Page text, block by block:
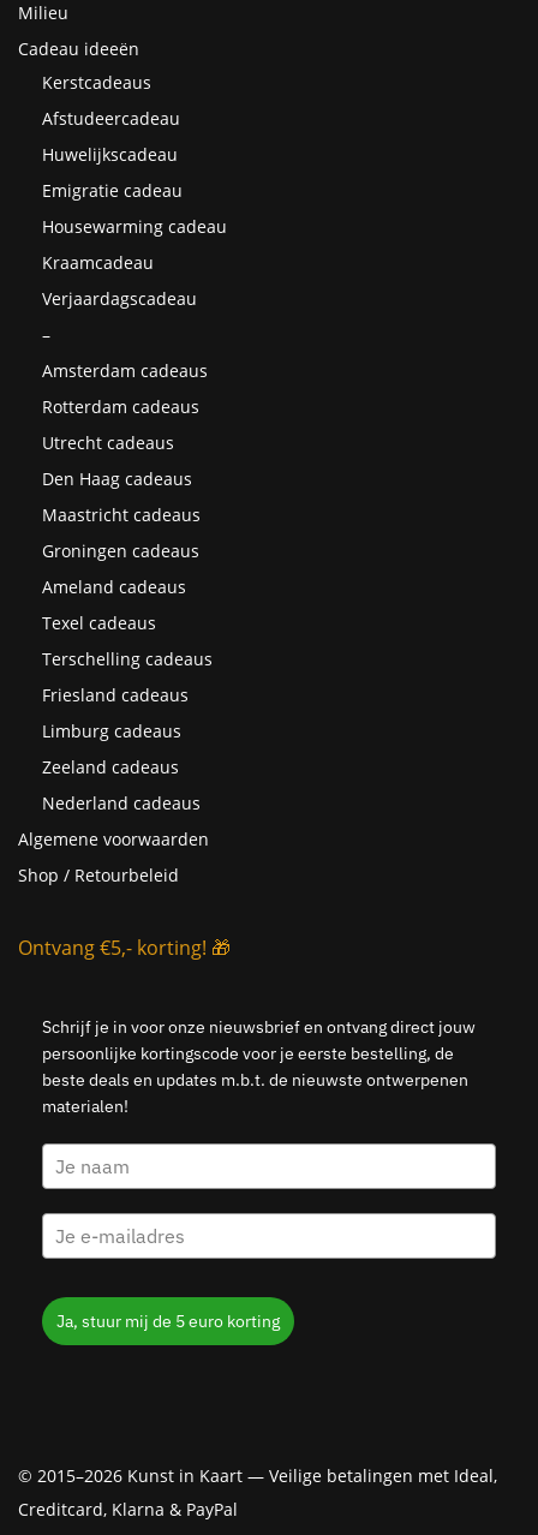
Milieu
Cadeau ideeën
Kerstcadeaus
Afstudeercadeau
Huwelijkscadeau
Emigratie cadeau
Housewarming cadeau
Kraamcadeau
Verjaardagscadeau
–
Amsterdam cadeaus
Rotterdam cadeaus
Utrecht cadeaus
Den Haag cadeaus
Maastricht cadeaus
Groningen cadeaus
Ameland cadeaus
Texel cadeaus
Terschelling cadeaus
Friesland cadeaus
Limburg cadeaus
Zeeland cadeaus
Nederland cadeaus
Algemene voorwaarden
Shop / Retourbeleid
Ontvang €5,- korting! 🎁
Schrijf je in voor onze nieuwsbrief en ontvang direct jouw
persoonlijke kortingscode voor je eerste bestelling, de
beste deals en updates m.b.t. de nieuwste ontwerpenen
materialen!
Ja, stuur mij de 5 euro korting
© 2015–2026 Kunst in Kaart — Veilige betalingen met Ideal,
Creditcard, Klarna & PayPal